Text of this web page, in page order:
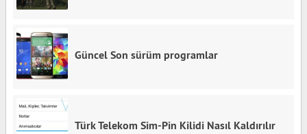
Güncel Son sürüm programlar
Türk Telekom Sim-Pin Kilidi Nasıl Kaldırılır